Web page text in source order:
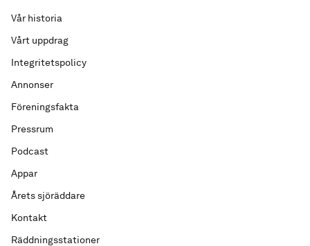
Vår historia
Vårt uppdrag
Integritetspolicy
Annonser
Föreningsfakta
Pressrum
Podcast
Appar
Årets sjöräddare
Kontakt
Räddningsstationer